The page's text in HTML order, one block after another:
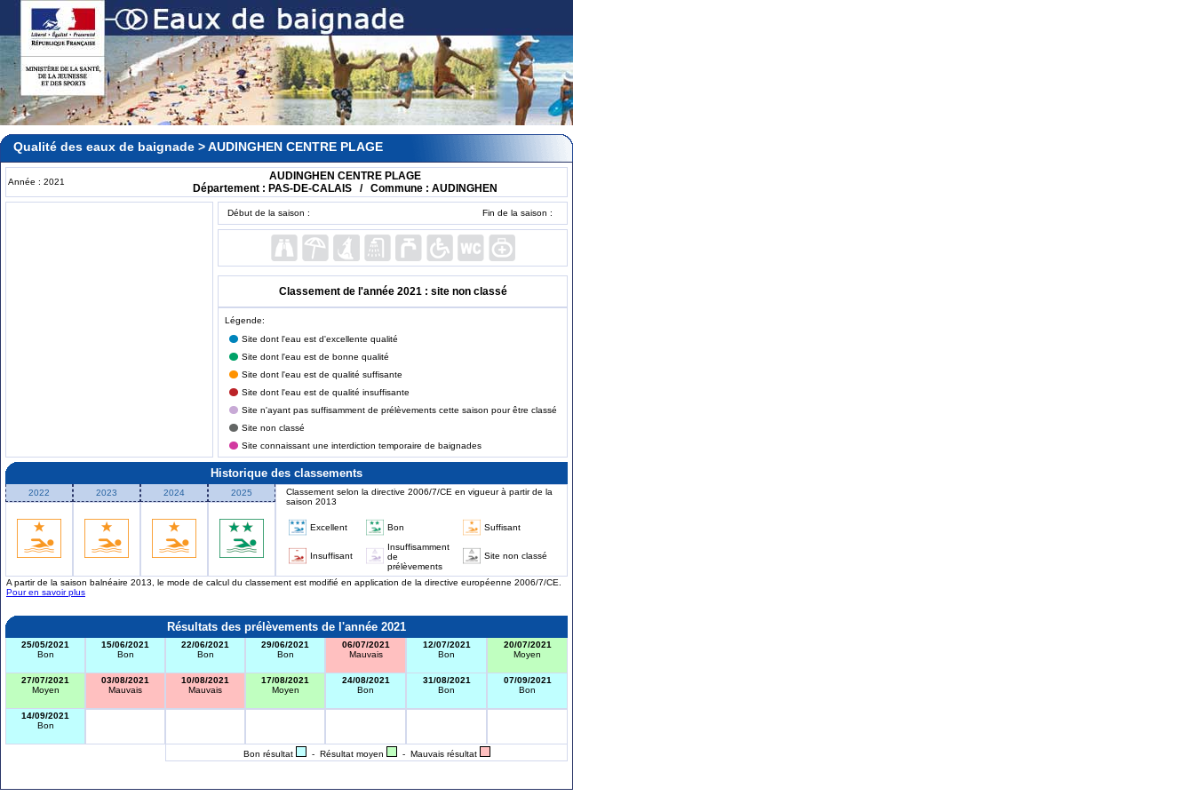
Qualité des eaux de baignade > AUDINGHEN CENTRE PLAGE
Année : 2021
AUDINGHEN CENTRE PLAGE
Département : PAS-DE-CALAIS / Commune : AUDINGHEN
Début de la saison : Fin de la saison :
Classement de l'année 2021 : site non classé
Légende:
Site dont l'eau est d'excellente qualité
Site dont l'eau est de bonne qualité
Site dont l'eau est de qualité suffisante
Site dont l'eau est de qualité insuffisante
Site n'ayant pas suffisamment de prélèvements cette saison pour être classé
Site non classé
Site connaissant une interdiction temporaire de baignades
Historique des classements
2022 2023 2024 2025
Classement selon la directive 2006/7/CE en vigueur à partir de la
saison 2013
Excellent Bon Suffisant
Insuffisant
Insuffisamment
de
prélèvements
Site non classé
A partir de la saison balnéaire 2013, le mode de calcul du classement est modifié en application de la directive européenne 2006/7/CE.
Pour en savoir plus
Résultats des prélèvements de l'année 2021
25/05/2021
Bon
15/06/2021
Bon
22/06/2021
Bon
29/06/2021
Bon
06/07/2021
Mauvais
12/07/2021
Bon
20/07/2021
Moyen
27/07/2021
Moyen
03/08/2021
Mauvais
10/08/2021
Mauvais
17/08/2021
Moyen
24/08/2021
Bon
31/08/2021
Bon
07/09/2021
Bon
14/09/2021
Bon
Bon résultat - Résultat moyen - Mauvais résultat